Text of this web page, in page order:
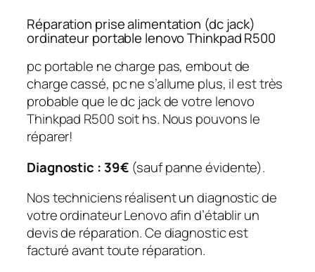
Réparation prise alimentation (dc jack)
ordinateur portable lenovo Thinkpad R500
pc portable ne charge pas, embout de
charge cassé, pc ne s’allume plus, il est très
probable que le dc jack de votre lenovo
Thinkpad R500 soit hs. Nous pouvons le
réparer!
Diagnostic : 39€ (sauf panne évidente).
Nos techniciens réalisent un diagnostic de
votre ordinateur Lenovo afin d’établir un
devis de réparation. Ce diagnostic est
facturé avant toute réparation.